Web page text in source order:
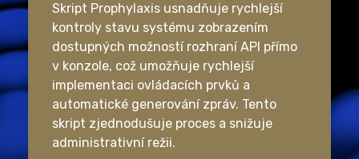
Skript Prophylaxis usnadňuje rychlejší
kontroly stavu systému zobrazením
dostupných možností rozhraní API přímo
v konzole, což umožňuje rychlejší
implementaci ovládacích prvků a
automatické generování zpráv. Tento
skript zjednodušuje proces a snižuje
administrativní režii.